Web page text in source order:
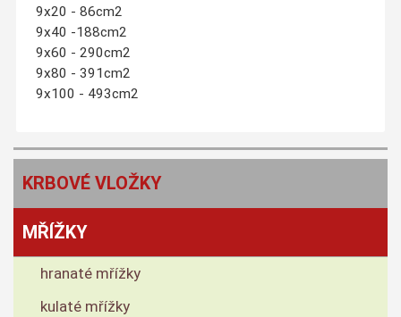
9x20 - 86cm2
9x40 -188cm2
9x60 - 290cm2
9x80 - 391cm2
9x100 - 493cm2
KRBOVÉ VLOŽKY
MŘÍŽKY
hranaté mřížky
kulaté mřížky